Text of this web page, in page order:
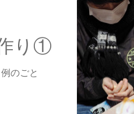
り①
のごと